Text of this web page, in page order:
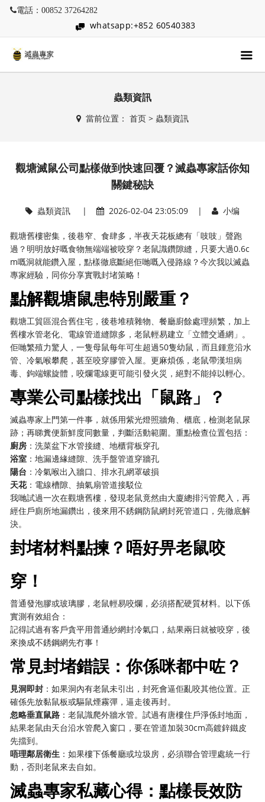
電話：00852 37264282
whatsapp:+852 60540383
蟲類資訊
當前位置： 首页> 蟲類資訊
觀塘滅鼠公司點樣做到快速回覆？滅蟲專家話你知
關鍵秘訣
蟲類資訊| 2026-02-04 23:05:09 | 小编
觀塘舊樓密集，後巷窄、食肆多，半夜天花板總有「吱吱」聲跑
過？明明放好嘅食物無端端被咬穿？老鼠識鑽隙縫，只要大過0.6c
m嘅洞就能鑽入屋，點樣徹底斷絕佢哋嘅入侵路線？今次我以滅蟲
專家經驗，同你分享實戰封堵策略！
點解觀塘鼠患特別嚴重？
觀塘工貿區混合舊住宅，後巷堆積雜物、餐廳廚餘處理頻繁，加上
舊樓水管老化、電線管道縫隙多，老鼠輕易建立「立體交通網」。
佢哋繁殖力驚人，一隻母鼠每年可生超過50隻幼鼠，而且鍾意沿水
管、冷氣喉攀爬，甚至咬穿膠管入屋。更麻煩係，老鼠帶漢坦病
毒、鉤端螺旋體，咬爛電線更可能引發火災，絕對不能掉以輕心。
專業公司點樣找出「鼠路」？
滅蟲專家上門第一件事，就係用紫光燈照牆角、櫃底，檢測老鼠尿
跡；再睇糞便新鮮度同數量，判斷活動範圍。重點檢查位置包括：
廚房 ：洗菜盆下水管接縫、地櫃背板穿孔
浴室 ：地漏邊緣縫隙、洗手盤管道穿牆孔
陽台 ：冷氣喉出入牆口、排水孔網罩破損
天花：電線槽隙、抽氣扇管道接駁位
我哋試過一次在觀塘舊樓，發現老鼠竟然由大廈總排污管爬入，再
經住戶廁所地漏鑽出，後來用不銹鋼防鼠網封死管道口，先徹底解
決。
封堵材料點揀？唔好畀老鼠咬
穿！
普通發泡膠或玻璃膠，老鼠輕易咬爛，必須搭配硬質材料。以下係
實測有效組合：
記得試過有客戶貪平用普通紗網封冷氣口，結果兩日就被咬穿，後
來換成不銹鋼網先冇事！
常見封堵錯誤：你係咪都中咗？
見洞即封 ：如果洞內有老鼠未引出，封死會逼佢亂咬其他位置。正
確係先放黏鼠板或驅鼠煙霧彈，逼走後再封。
忽略垂直鼠路 ：老鼠識爬外牆水管。試過有唐樓住戶淨係封地面，
結果老鼠由天台沿水管爬入窗口，要在管道加裝30cm高鍍鋅鐵皮
先擋到。
唔理鄰居衛生 ：如果樓下係餐廳或垃圾房，必須聯合管理處統一行
動，否則老鼠來去自如。
滅蟲專家私藏心得：點樣長效防